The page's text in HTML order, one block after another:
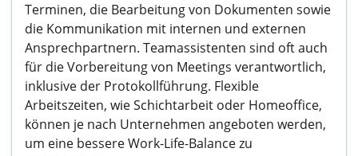
Terminen, die Bearbeitung von Dokumenten sowie
die Kommunikation mit internen und externen
Ansprechpartnern. Teamassistenten sind oft auch
für die Vorbereitung von Meetings verantwortlich,
inklusive der Protokollführung. Flexible
Arbeitszeiten, wie Schichtarbeit oder Homeoffice,
können je nach Unternehmen angeboten werden,
um eine bessere Work-Life-Balance zu